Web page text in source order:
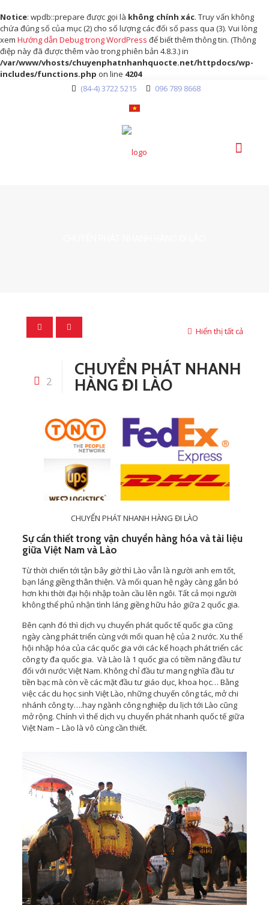
Notice: wpdb::prepare được gọi là không chính xác. Truy vấn không
chứa đúng số của mục (2) cho số lượng các đối số pass qua (3). Vui lòng
xem Hướng dẫn Debug trong WordPress để biết thêm thông tin. (Thông
điệp này đã được thêm vào trong phiên bản 4.8.3.) in
/var/www/vhosts/chuyenphatnhanhquocte.net/httpdocs/wp-
includes/functions.php on line 4204
(84-4) 3722 5215
096 789 8668
Hiển thị tất cả
2
CHUYỂN PHÁT NHANH
HÀNG ĐI LÀO
CHUYỂN PHÁT NHANH HÀNG ĐI LÀO
Sự cần thiết trong vận chuyển hàng hóa và tài liệu
giữa Việt Nam và Lào
Từ thời chiến tới tận bây giờ thì Lào vẫn là người anh em tốt,
bạn láng giềng thân thiện. Và mối quan hệ ngày càng gắn bó
hơn khi thời đại hội nhập toàn cầu lên ngôi. Tất cả mọi người
không thể phủ nhận tình láng giềng hữu hảo giữa 2 quốc gia.
Bên cạnh đó thì dịch vụ chuyển phát quốc tế quốc gia cũng
ngày càng phát triển cùng với mối quan hệ của 2 nước. Xu thế
hội nhập hóa của các quốc gia với các kế hoạch phát triển các
công ty đa quốc gia. Và Lào là 1 quốc gia có tiềm năng đầu tư
đối với nước Việt Nam. Không chỉ đầu tư mang nghĩa đầu tư
tiền bạc mà còn về các mặt đầu tư giáo dục, khoa học… Bằng
việc các du học sinh Việt Lào, những chuyến công tác, mở chi
nhánh công ty….hay ngành công nghiệp du lịch tới Lào cũng
mở rộng. Chính vì thế dịch vụ chuyển phát nhanh quốc tế giữa
Việt Nam – Lào là vô cùng cần thiết.